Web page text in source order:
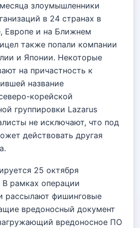
злоумышленники
в 24 странах в
и на Ближнем
также попали компании
и Японии. Некоторые
на причастность к
название
корейской
группировки Lazarus
не исключают, что под
действовать другая
25 октября
В рамках операции
рассылают фишинговые
вредоносный документ
вредоносное ПО